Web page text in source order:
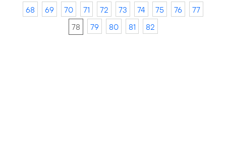
68
69 70 71 72 73 74 75 76
77
78
79 80 81 82